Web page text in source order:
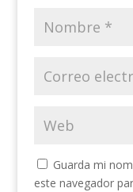
Guarda mi
este navegador